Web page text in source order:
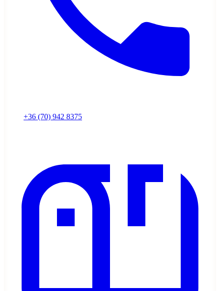
+36 (70) 942 8375